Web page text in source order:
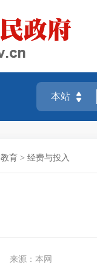
教育 > 经费与投入
来源：本网